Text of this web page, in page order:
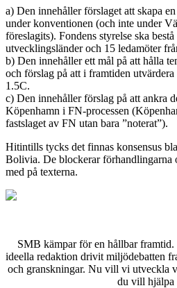
a) Den innehåller förslaget att skapa
under konventionen (och inte under
föreslagits). Fondens styrelse ska
utvecklingsländer och 15 ledamöter
b) Den innehåller ett mål på att hålla
och förslag på att i framtiden
1.5C.
c) Den innehåller förslag på att ankra
Köpenhamn i FN-processen
fastslaget av FN utan bara ”noterat”).
Hitintills tycks det finnas konsensus
Bolivia. De blockerar förhandlingarna
med på texterna.
SMB kämpar för en hållbar framtid.
ideella redaktion drivit miljödebatten
och granskningar. Nu vill vi utveckla
du vill hjälpa